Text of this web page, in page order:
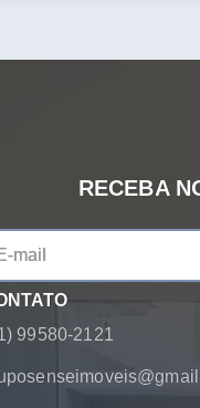
RECEBA
99580-2121